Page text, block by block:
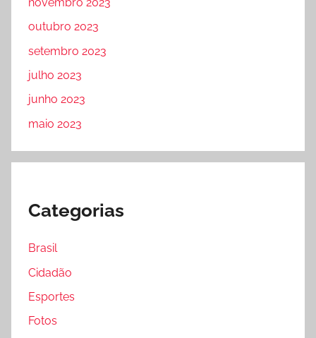
outubro 2023
setembro 2023
julho 2023
junho 2023
maio 2023
Categorias
Brasil
Cidadão
Esportes
Fotos